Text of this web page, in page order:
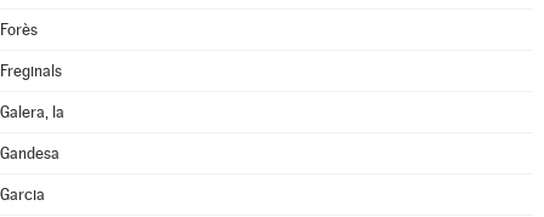
Forès
Freginals
Galera, la
Gandesa
Garcia